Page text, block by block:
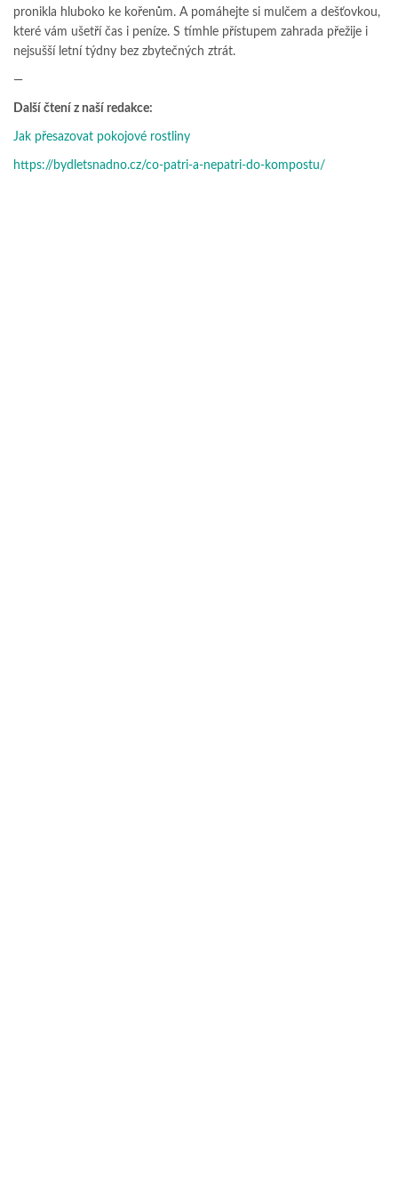
pronikla hluboko ke kořenům. A pomáhejte si mulčem a dešťovkou,
které vám ušetří čas i peníze. S tímhle přístupem zahrada přežije i
nejsušší letní týdny bez zbytečných ztrát.
—
Další čtení z naší redakce:
Jak přesazovat pokojové rostliny
https://bydletsnadno.cz/co-patri-a-nepatri-do-kompostu/